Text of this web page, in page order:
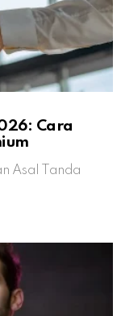
Cara
Asal Tanda